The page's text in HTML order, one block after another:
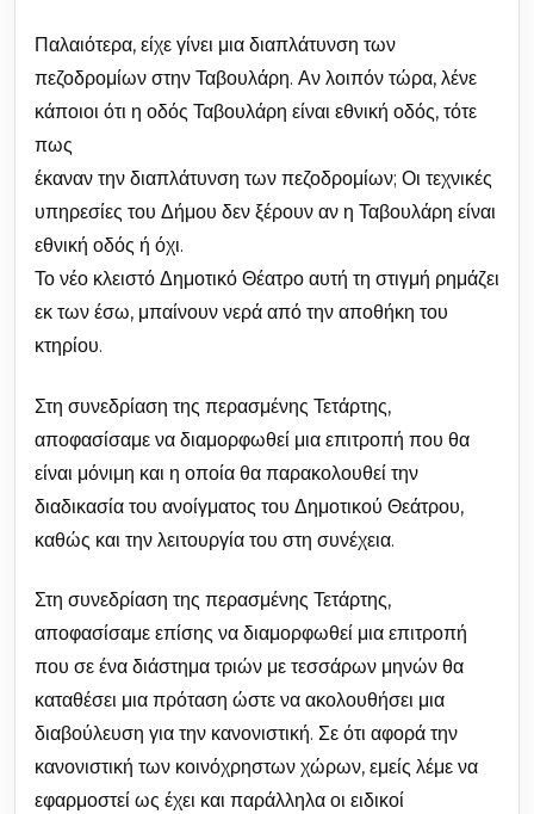
Παλαιότερα, είχε γίνει μια διαπλάτυνση των
πεζοδρομίων στην Ταβουλάρη. Αν λοιπόν τώρα, λένε
κάποιοι ότι η οδός Ταβουλάρη είναι εθνική οδός, τότε
πως
έκαναν την διαπλάτυνση των πεζοδρομίων; Οι τεχνικές
υπηρεσίες του Δήμου δεν ξέρουν αν η Ταβουλάρη είναι
εθνική οδός ή όχι.
Το νέο κλειστό Δημοτικό Θέατρο αυτή τη στιγμή ρημάζει
εκ των έσω, μπαίνουν νερά από την αποθήκη του
κτηρίου.
Στη συνεδρίαση της περασμένης Τετάρτης,
αποφασίσαμε να διαμορφωθεί μια επιτροπή που θα
είναι μόνιμη και η οποία θα παρακολουθεί την
διαδικασία του ανοίγματος του Δημοτικού Θεάτρου,
καθώς και την λειτουργία του στη συνέχεια.
Στη συνεδρίαση της περασμένης Τετάρτης,
αποφασίσαμε επίσης να διαμορφωθεί μια επιτροπή
που σε ένα διάστημα τριών με τεσσάρων μηνών θα
καταθέσει μια πρόταση ώστε να ακολουθήσει μια
διαβούλευση για την κανονιστική. Σε ότι αφορά την
κανονιστική των κοινόχρηστων χώρων, εμείς λέμε να
εφαρμοστεί ως έχει και παράλληλα οι ειδικοί